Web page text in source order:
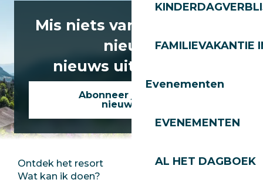
FAMILIEVAKANTIE
Evenementen
EVENEMENTEN
AL HET DAGBOEK
Mis niets van het laatste
nieuws
nieuws uit Les Gets!
Abonneer je op onze
nieuwsbrief
Ontdek het resort
Wat kan ik doen?
Perszaal